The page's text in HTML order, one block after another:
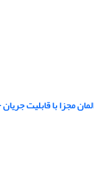
مجزا با قابلیت